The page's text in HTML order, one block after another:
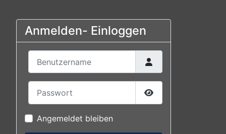
Anmelden- Einloggen
Passwort anzeigen
Angemeldet bleiben